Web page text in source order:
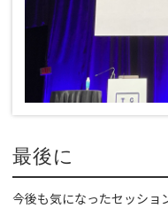
最後に
今後も気になったセッショ